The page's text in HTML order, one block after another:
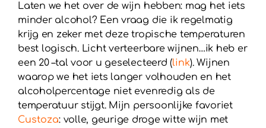
Laten we het over de wijn hebben: mag het iets
minder alcohol? Een vraag die ik regelmatig
krijg en zeker met deze tropische temperaturen
best logisch. Licht verteerbare wijnen…ik heb er
een 20 –tal voor u geselecteerd (link). Wijnen
waarop we het iets langer volhouden en het
alcoholpercentage niet evenredig als de
temperatuur stijgt. Mijn persoonlijke favoriet
Custoza: volle, geurige droge witte wijn met